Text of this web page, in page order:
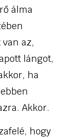
álma
az,
lángot,
ha
Akkor.
hogy